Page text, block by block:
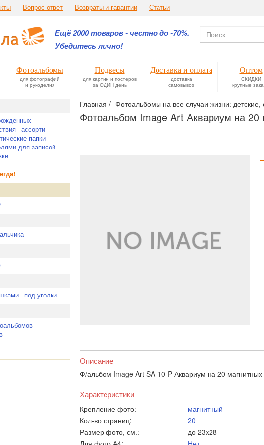
Вопрос-ответ Возвраты и гарантии Статьи
Ещё 2000 товаров - честно до -70%.
Убедитесь лично!
Фотоальбомы
для фотографий
и рукоделия
Подвесы
для картин и постеров
за ОДИН день
Доставка и оплата
доставка
самовывоз
Оптом
СКИДКИ
крупные
Главная Фотоальбомы на все случаи жизни:
Фотоальбом Image Art Аквариум на 20
ассорти
папки
для записей
под уголки
Описание
Ф/альбом Image Art SA-10-P Аквариум на 20 магнитных
Характеристики
Крепление фото:
магнитный
Кол-во страниц:
20
Размер фото, см.:
до 23x28
Для фото А4:
Нет